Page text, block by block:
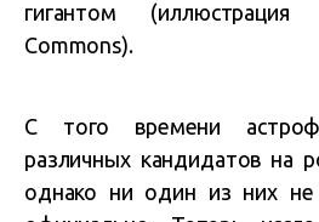
С того времени
различных кандидатов на
однако ни один из них